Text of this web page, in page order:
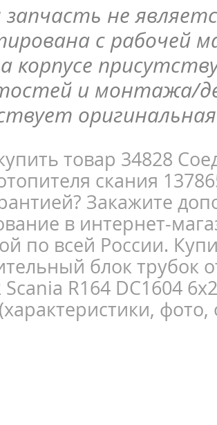
не
с рабочей
корпусе
и монтажа/
оригинальная
товар 34828
скания
Закажите
в интернет-
по всей России.
блок трубок
Scania R164 DC1604